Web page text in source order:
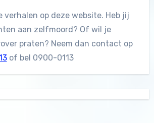
verhalen op deze website. Heb jij
aan zelfmoord? Of wil je
praten? Neem dan contact op
of bel 0900-0113